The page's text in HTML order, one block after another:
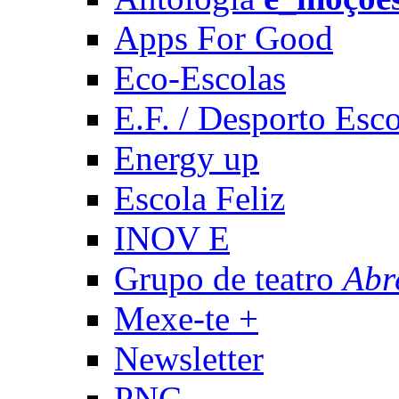
Apps For Good
Eco-Escolas
E.F. / Desporto
Energy up
Escola Feliz
INOV E
Grupo de teatro
Mexe-te +
Newsletter